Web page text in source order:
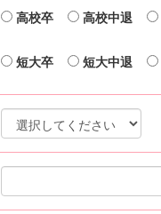
高校卒 高校中退
短大卒 短大中退